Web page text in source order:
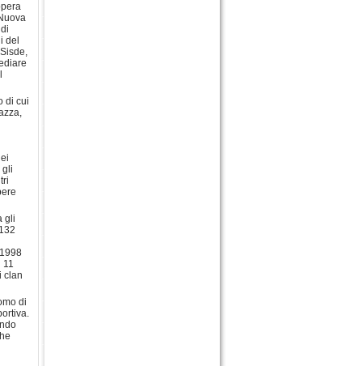
del
di cui
gli
gli
11
clan
di